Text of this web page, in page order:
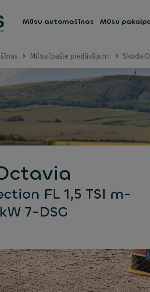
Mūsu automašīnas Mūsu
Mūsu īpašie piedāvājumi Skoda
FL 1,5 TSI m-
7-DSG